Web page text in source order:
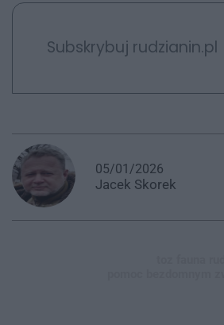
Subskrybuj rudzianin.pl
05/01/2026
Jacek Skorek